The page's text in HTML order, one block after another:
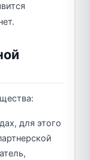
для этого